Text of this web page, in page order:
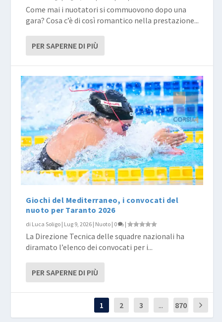
Come mai i nuotatori si commuovono dopo una
gara? Cosa c’è di così romantico nella prestazione...
PER SAPERNE DI PIÙ
Giochi del Mediterraneo, i convocati del
nuoto per Taranto 2026
di Luca Soligo | Lug 9, 2026 | Nuoto | 0 |
La Direzione Tecnica delle squadre nazionali ha
diramato l’elenco dei convocati per i...
PER SAPERNE DI PIÙ
1 2 3 ... 870